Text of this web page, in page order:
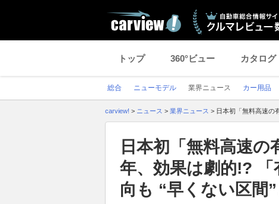
トップ 360°ビュー カタログ
総合 ニューモデル 業界ニュース カー用品
carview! > ニュース > 業界ニュース > 日本初「無料高速の
日本初「無料高速
年、効果は劇的!?
向も “早くない区間